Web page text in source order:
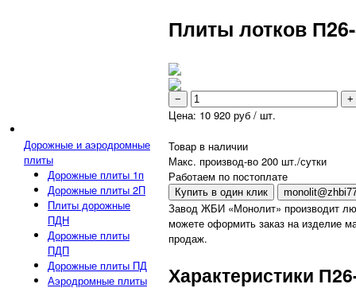
Дорожные и аэродромные
плиты
Дорожные плиты 1п
Дорожные плиты 2П
Плиты дорожные
ПДН
Дорожные плиты
ПДП
Дорожные плиты ПД
Аэродромные плиты
Плиты лотков
− +
Цена: 10 920 руб / шт.
Товар в наличии
Макс. производ-во 200 шт./сутки
Работаем по постоплате
Купить в один клик
Завод ЖБИ «Монолит» производит
можете оформить заказ на изделие
продаж.
Характеристики